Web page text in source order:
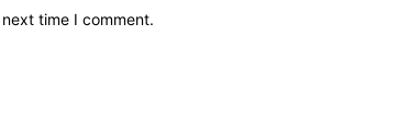
time I comment.